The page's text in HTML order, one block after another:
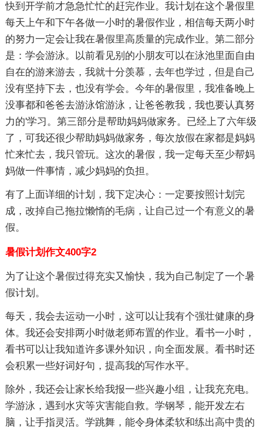
快到开学前才急急忙忙的赶完作业。我计划在这个暑假里
每天上午和下午各做一小时的暑假作业，相信每天两小时
的努力一定会让我在暑假里高质量的完成作业。第二部分
是：学会游泳。以前看见别的小朋友可以在泳池里面自由
自在的游来游去，我就十分羡慕，去年也学过，但是自己
没有坚持下去，也没有学会。今年的暑假里，我准备晚上
没事都和爸爸去游泳馆游泳，让爸爸教我，我也要认真努
力的'学习。第三部分是帮助妈妈做家务。已经上了六年级
了，可我还很少帮助妈妈做家务，每次放假在家都是妈妈
忙来忙去，我只管玩。这次的暑假，我一定每天至少帮妈
妈做一件事情，减少妈妈的负担。
有了上面详细的计划，我下定决心：一定要按照计划完
成，改掉自己拖拉懒惰的毛病，让自己过一个有意义的暑
假。
暑假计划作文400字2
为了让这个暑假过得充实又愉快，我为自己制定了一个暑
假计划。
每天，我会去运动一小时，这可以让我有个强壮健康的身
体。我还会安排两小时做老师布置的作业。看书一小时，
看书可以让我知道许多课外知识，向全面发展。看书时还
会积累一些好词好句，提高我的写作水平。
除外，我还会让家长给我报一些兴趣小组，让我充充电。
学游泳，遇到水灾等灾害能自救。学钢琴，能开发左右
脑，让手指灵活。学跳舞，能令身体柔软和练出高中贵的